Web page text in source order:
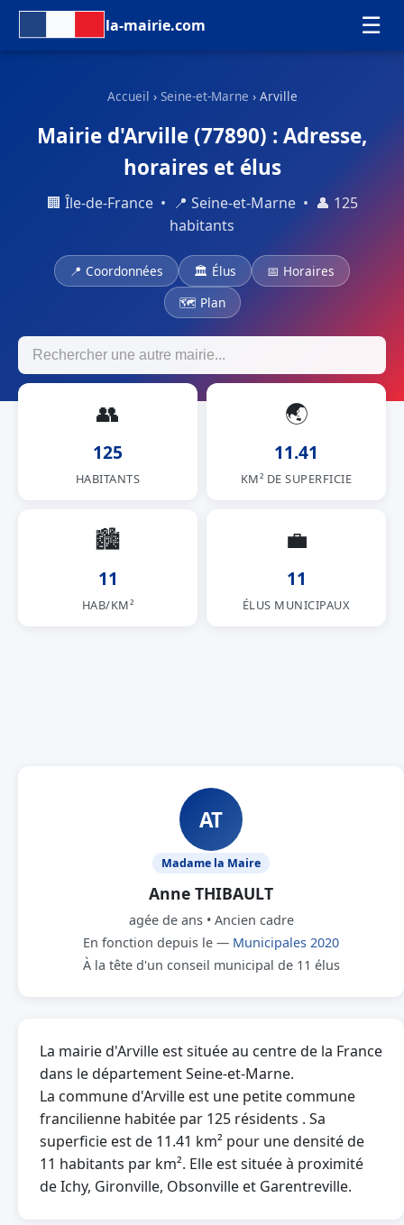
la-mairie.com ☰
Accueil › Seine-et-Marne › Arville
Mairie d'Arville (77890) : Adresse,
horaires et élus
🏢 Île-de-France • 📍 Seine-et-Marne • 👤 125
habitants
📍 Coordonnées 🏛 Élus
📅 Horaires
🗺 Plan
👥
125
HABITANTS
🌏
11.41
KM² DE SUPERFICIE
🏙
11
HAB/KM²
💼
11
ÉLUS MUNICIPAUX
AT
Madame la Maire
Anne THIBAULT
agée de ans • Ancien cadre
En fonction depuis le — Municipales 2020
À la tête d'un conseil municipal de 11 élus
La mairie d'Arville est située au centre de la France
dans le département Seine-et-Marne.
La commune d'Arville est une petite commune
francilienne habitée par 125 résidents . Sa
superficie est de 11.41 km² pour une densité de
11 habitants par km². Elle est située à proximité
de Ichy, Gironville, Obsonville et Garentreville.